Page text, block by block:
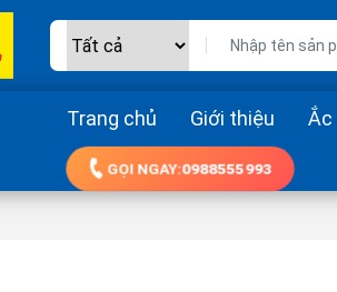
Trang chủ Giới thiệu Ắc
GỌI NGAY:0988555993